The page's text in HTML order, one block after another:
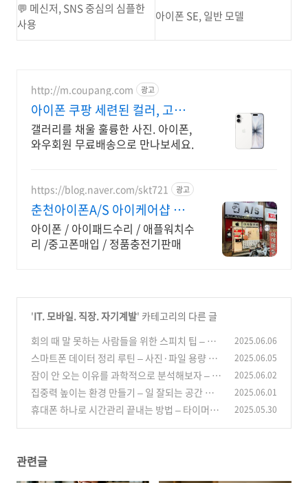
💬 메신저, SNS 중심의 심플한
사용
아이폰 SE, 일반 모델
http://m.coupang.com 광고
아이폰 쿠팡 세련된 컬러, 고급
진 디자인
갤러리를 채울 훌륭한 사진. 아이폰,
와우회원 무료배송으로 만나보세요.
https://blog.naver.com/skt721 광고
춘천아이폰A/S 아이케어샵 춘
천아이폰as센터
아이폰 / 아이패드수리 / 애플워치수
리 /중고폰매입 / 정품충전기판매
'IT. 모바일. 직장. 자기계발' 카테고리의 다른 글
회의 때 말 못하는 사람들을 위한 스피치 팁 – 자
신감 있게 말 꺼내기
(3)
2025.06.06
스마트폰 데이터 정리 루틴 – 사진·파일 용량 줄
이기 쉬운 팁
(1)
2025.06.05
잠이 안 오는 이유를 과학적으로 분석해보자 – 숙
면을 위한 환경 만들기
(1)
2025.06.02
집중력 높이는 환경 만들기 – 일 잘되는 공간 셋
업 팁 (1)
2025.06.01
휴대폰 하나로 시간관리 끝내는 방법 – 타이머·
2025.05.30
관련글